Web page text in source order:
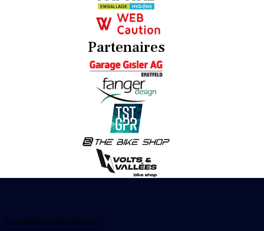
Partenaires
contact@martinfanger.ch